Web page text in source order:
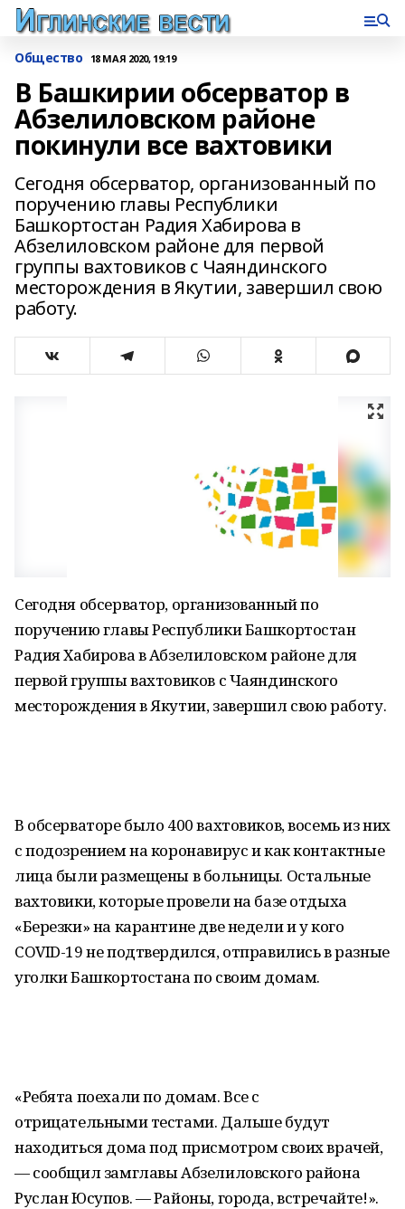
Общество 18 МАЯ 2020, 19:19
В Башкирии обсерватор в
Абзелиловском районе
покинули все вахтовики
Сегодня обсерватор, организованный по
поручению главы Республики
Башкортостан Радия Хабирова в
Абзелиловском районе для первой
группы вахтовиков с Чаяндинского
месторождения в Якутии, завершил свою
работу.
Сегодня обсерватор, организованный по
поручению главы Республики Башкортостан
Радия Хабирова в Абзелиловском районе для
первой группы вахтовиков с Чаяндинского
месторождения в Якутии, завершил свою работу.
В обсерваторе было 400 вахтовиков, восемь из них
с подозрением на коронавирус и как контактные
лица были размещены в больницы. Остальные
вахтовики, которые провели на базе отдыха
«Березки» на карантине две недели и у кого
COVID-19 не подтвердился, отправились в разные
уголки Башкортостана по своим домам.
«Ребята поехали по домам. Все с
отрицательными тестами. Дальше будут
находиться дома под присмотром своих врачей,
— сообщил замглавы Абзелиловского района
Руслан Юсупов. — Районы, города, встречайте!».